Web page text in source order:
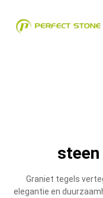
Graniet tegels
elegantie en